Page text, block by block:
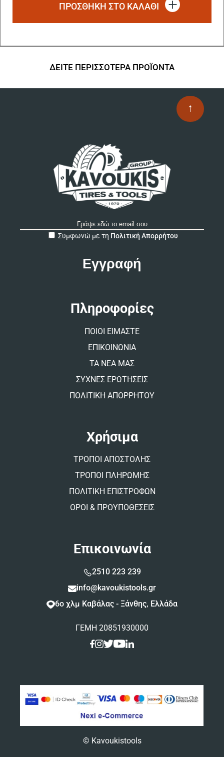
ΠΡΟΣΘΗΚΗ ΣΤΟ ΚΑΛΑΘΙ
ΔΕΙΤΕ ΠΕΡΙΣΣΟΤΕΡΑ ΠΡΟΪΟΝΤΑ
↑
Συμφωνώ με τη Πολιτική Απορρήτου
Πληροφορίες
ΠΟΙΟΙ ΕΙΜΑΣΤΕ
ΕΠΙΚΟΙΝΩΝΙΑ
ΤΑ ΝΕΑ ΜΑΣ
ΣΥΧΝΕΣ ΕΡΩΤΗΣΕΙΣ
ΠΟΛΙΤΙΚΗ ΑΠΟΡΡΗΤΟΥ
Χρήσιμα
ΤΡΟΠΟΙ ΑΠΟΣΤΟΛΗΣ
ΤΡΟΠΟΙ ΠΛΗΡΩΜΗΣ
ΠΟΛΙΤΙΚΗ ΕΠΙΣΤΡΟΦΩΝ
ΟΡΟΙ & ΠΡΟΥΠΟΘΕΣΕΙΣ
Επικοινωνία
2510 223 239
info@kavoukistools.gr
6ο χλμ Καβάλας - Ξάνθης, Ελλάδα
ΓΕΜΗ 20851930000
© Kavoukistools